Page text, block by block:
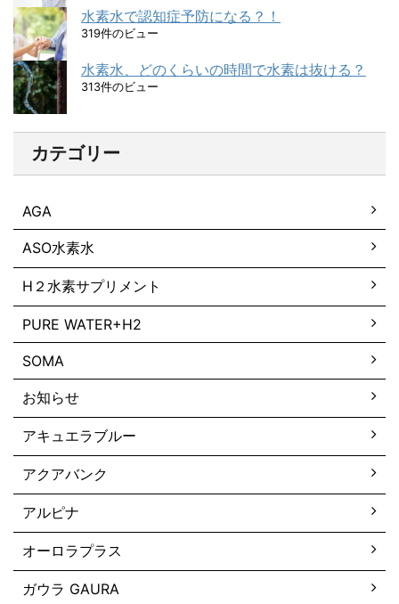
水素水で認知症予防になる？！
319件のビュー
水素水、どのくらいの時間で水素は抜ける？
313件のビュー
カテゴリー
AGA
ASO水素水
H２水素サプリメント
PURE WATER+H2
SOMA
お知らせ
アキュエラブルー
アクアバンク
アルピナ
オーロラプラス
ガウラ GAURA